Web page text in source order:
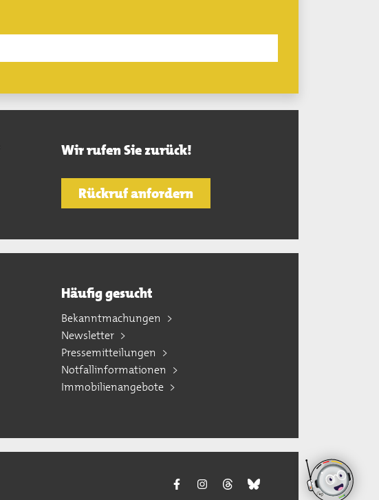
Wir rufen Sie zurück!
Rückruf anfordern
Häufig gesucht
Bekanntmachungen
Newsletter
Pressemitteilungen
Notfallinformationen
Immobilienangebote